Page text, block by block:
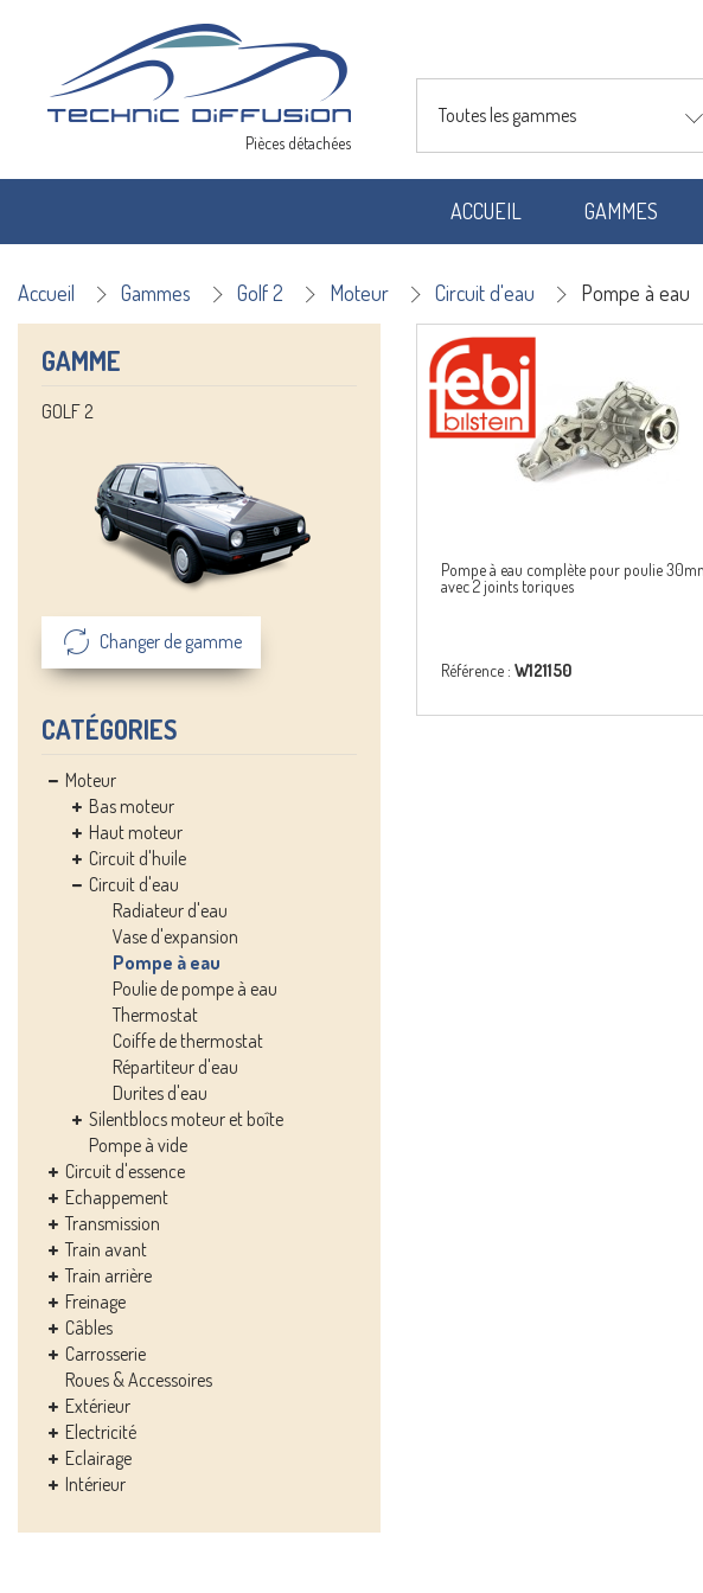
Pièces détachées
Toutes les gammes
ACCUEIL GAMMES
Accueil Gammes Golf 2 Moteur Circuit d'eau Pompe à eau
GAMME
GOLF 2
Changer de gamme
CATÉGORIES
Moteur
Bas moteur
Haut moteur
Circuit d'huile
Circuit d'eau
Radiateur d'eau
Vase d'expansion
Pompe à eau
Poulie de pompe à eau
Thermostat
Coiffe de thermostat
Répartiteur d'eau
Durites d'eau
Silentblocs moteur et boîte
Pompe à vide
Circuit d'essence
Echappement
Transmission
Train avant
Train arrière
Freinage
Câbles
Carrosserie
Roues & Accessoires
Extérieur
Electricité
Eclairage
Intérieur
Pompe à eau complète pour poulie
avec 2 joints toriques
Référence : W121150